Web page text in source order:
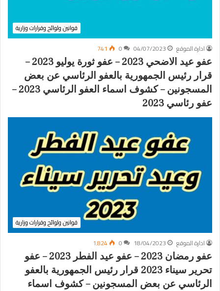
قوانين ولوائح وقرارات وزارية
ادارة الموقع
04/07/2023
0
741
عفو عيد الاضحي 2023 – عفو ثورة يوليو 2023 –
قرار رئيس الجمهورية بالعفو الرئاسي عن بعض
المسجونين – كشوف اسماء العفو الرئاسي 2023 –
عفو رئاسي 2023
قوانين ولوائح وقرارات وزارية
ادارة الموقع
18/04/2023
0 1٬824
عفو رمضان 2023 – عفو عيد الفطر 2023 – عفو
تحرير سيناء 2023 قرار رئيس الجمهورية بالعفو
الرئاسي عن بعض المسجونين – كشوف اسماء